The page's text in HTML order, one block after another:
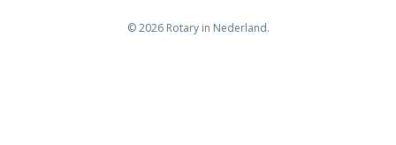
© 2026 Rotary in Nederland.